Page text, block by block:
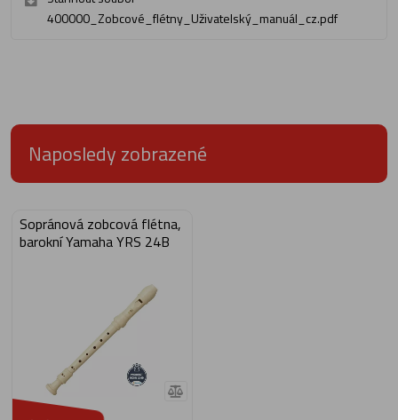
400000_Zobcové_flétny_Uživatelský_manuál_cz.pdf
Naposledy zobrazené
Sopránová zobcová flétna,
barokní Yamaha YRS 24B